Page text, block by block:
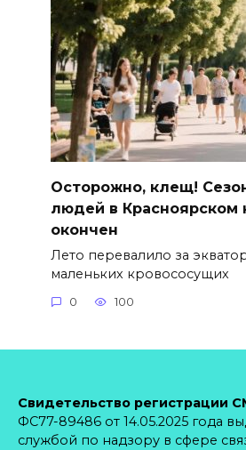
Осторожно, клещ!
людей в Красноярском
окончен
Лето перевалило за
маленьких кровососущих
0 100
Свидетельство регистрации
ФС77-89486 от 14.05.2025 года
службой по надзору в сфере